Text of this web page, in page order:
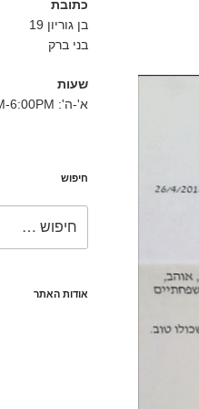
כתובת
בן גוריון 19
בני ברק
שעות
א'-ה': 8:30AM-6:00PM
חיפוש
אודות האתר